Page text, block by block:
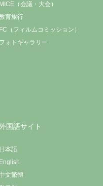
MICE（会議・大会）
育旅行
FC（フィルムコミッション）
フォトギャラリー
国語サイト
日本語
English
文繁體